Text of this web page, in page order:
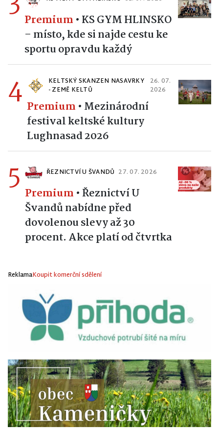
Premium • KS GYM HLINSKO
– místo, kde si najde cestu ke
sportu opravdu každý
4
KELTSKÝ SKANZEN NASAVRKY
- ZEMĚ KELTŮ
26. 07.
2026
Premium • Mezinárodní
festival keltské kultury
Lughnasad 2026
5 ŘEZNICTVÍ U ŠVANDŮ 27. 07. 2026
Premium •Řeznictví U
Švandů nabídne před
dovolenou slevy až 30
procent. Akce platí od čtvrtka
ReklamaKoupit komerční sdělení